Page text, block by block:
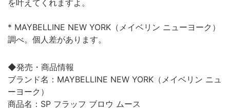
を叶えてくれますよ。
* MAYBELLINE NEW YORK（メイベリン ニューヨーク）
調べ。個人差があります。
◆発売・商品情報
ブランド名：MAYBELLINE NEW YORK（メイベリン ニュ
ーヨーク）
商品名：SP フラッフ ブロウ ムース